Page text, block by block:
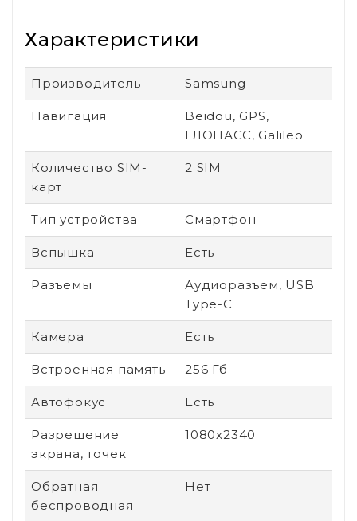
Характеристики
Производитель Samsung
Навигация
Beidou, GPS,
ГЛОНАСС, Galileo
Количество SIM-
карт
2 SIM
Тип устройства Смартфон
Вспышка Есть
Разъемы
Аудиоразъем, USB
Type-C
Камера Есть
Встроенная память 256 Гб
Автофокус Есть
Разрешение
экрана, точек
1080х2340
Обратная
беспроводная
Нет